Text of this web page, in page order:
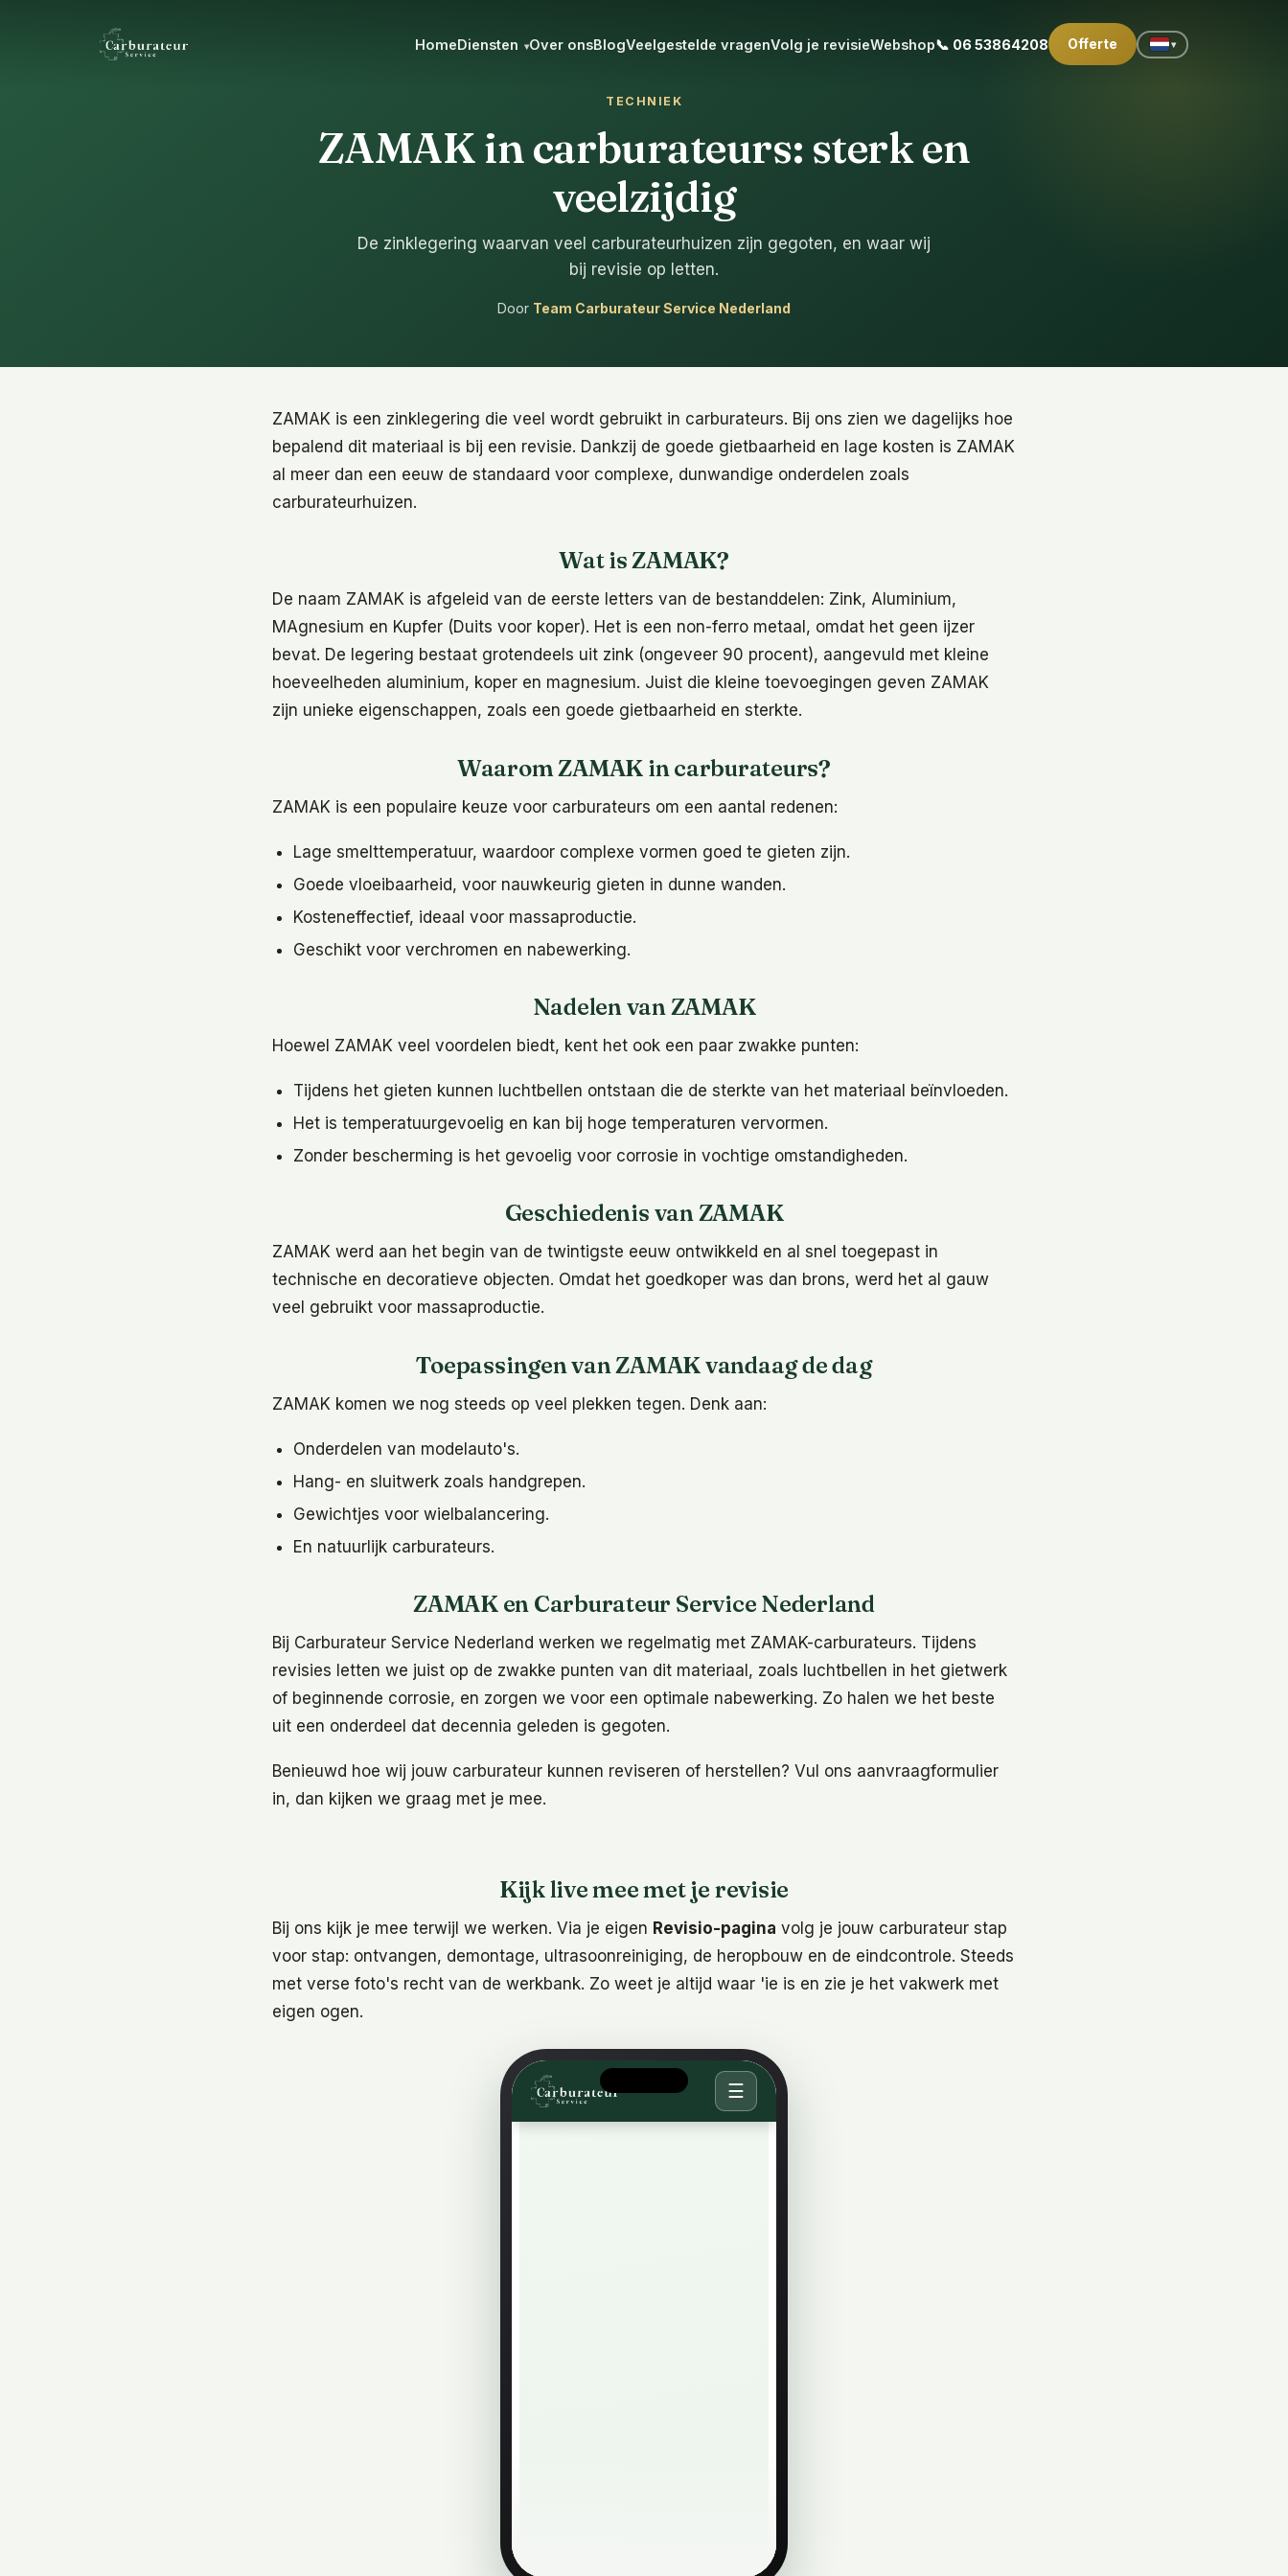
HomeDiensten ▾Over onsBlogVeelgestelde vragenVolg je revisieWebshop📞 06 53864208 Offerte ▾
TECHNIEK
ZAMAK in carburateurs: sterk en
veelzijdig
De zinklegering waarvan veel carburateurhuizen zijn gegoten, en waar wij
bij revisie op letten.
Door Team Carburateur Service Nederland
ZAMAK is een zinklegering die veel wordt gebruikt in carburateurs. Bij ons zien we dagelijks hoe
bepalend dit materiaal is bij een revisie. Dankzij de goede gietbaarheid en lage kosten is ZAMAK
al meer dan een eeuw de standaard voor complexe, dunwandige onderdelen zoals
carburateurhuizen.
Wat is ZAMAK?
De naam ZAMAK is afgeleid van de eerste letters van de bestanddelen: Zink, Aluminium,
MAgnesium en Kupfer (Duits voor koper). Het is een non-ferro metaal, omdat het geen ijzer
bevat. De legering bestaat grotendeels uit zink (ongeveer 90 procent), aangevuld met kleine
hoeveelheden aluminium, koper en magnesium. Juist die kleine toevoegingen geven ZAMAK
zijn unieke eigenschappen, zoals een goede gietbaarheid en sterkte.
Waarom ZAMAK in carburateurs?
ZAMAK is een populaire keuze voor carburateurs om een aantal redenen:
Lage smelttemperatuur, waardoor complexe vormen goed te gieten zijn.
Goede vloeibaarheid, voor nauwkeurig gieten in dunne wanden.
Kosteneffectief, ideaal voor massaproductie.
Geschikt voor verchromen en nabewerking.
Nadelen van ZAMAK
Hoewel ZAMAK veel voordelen biedt, kent het ook een paar zwakke punten:
Tijdens het gieten kunnen luchtbellen ontstaan die de sterkte van het materiaal beïnvloeden.
Het is temperatuurgevoelig en kan bij hoge temperaturen vervormen.
Zonder bescherming is het gevoelig voor corrosie in vochtige omstandigheden.
Geschiedenis van ZAMAK
ZAMAK werd aan het begin van de twintigste eeuw ontwikkeld en al snel toegepast in
technische en decoratieve objecten. Omdat het goedkoper was dan brons, werd het al gauw
veel gebruikt voor massaproductie.
Toepassingen van ZAMAK vandaag de dag
ZAMAK komen we nog steeds op veel plekken tegen. Denk aan:
Onderdelen van modelauto's.
Hang- en sluitwerk zoals handgrepen.
Gewichtjes voor wielbalancering.
En natuurlijk carburateurs.
ZAMAK en Carburateur Service Nederland
Bij Carburateur Service Nederland werken we regelmatig met ZAMAK-carburateurs. Tijdens
revisies letten we juist op de zwakke punten van dit materiaal, zoals luchtbellen in het gietwerk
of beginnende corrosie, en zorgen we voor een optimale nabewerking. Zo halen we het beste
uit een onderdeel dat decennia geleden is gegoten.
Benieuwd hoe wij jouw carburateur kunnen reviseren of herstellen? Vul ons aanvraagformulier
in, dan kijken we graag met je mee.
Kijk live mee met je revisie
Bij ons kijk je mee terwijl we werken. Via je eigen Revisio-pagina volg je jouw carburateur stap
voor stap: ontvangen, demontage, ultrasoonreiniging, de heropbouw en de eindcontrole. Steeds
met verse foto's recht van de werkbank. Zo weet je altijd waar 'ie is en zie je het vakwerk met
eigen ogen.